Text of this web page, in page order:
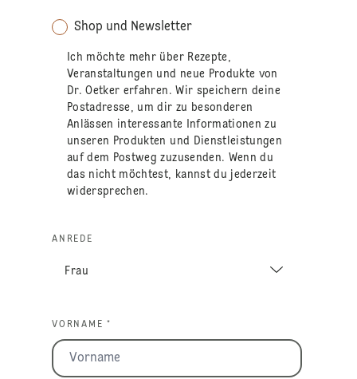
Shop und Newsletter
Ich möchte mehr über Rezepte,
Veranstaltungen und neue Produkte von
Dr. Oetker erfahren. Wir speichern deine
Postadresse, um dir zu besonderen
Anlässen interessante Informationen zu
unseren Produkten und Dienstleistungen
auf dem Postweg zuzusenden. Wenn du
das nicht möchtest, kannst du jederzeit
widersprechen.
ANREDE
VORNAME *